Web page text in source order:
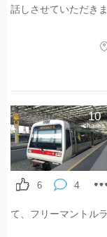
話しさせていただき
10
shares
4
6
て、フリーマントル